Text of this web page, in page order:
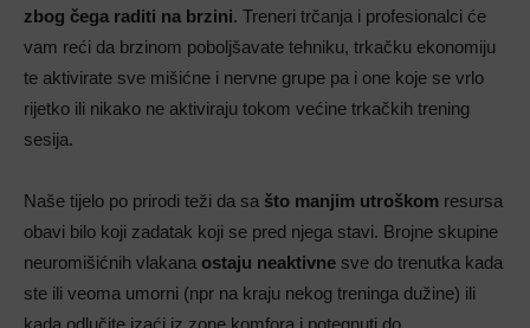
zbog čega raditi na brzini. Treneri trčanja i profesionalci će
vam reći da brzinom poboljšavate tehniku, trkačku ekonomiju
te aktivirate sve mišićne i nervne grupe pa i one koje se vrlo
rijetko ili nikako ne aktiviraju tokom većine trkačkih trening
sesija.
Naše tijelo po prirodi teži da sa što manjim utroškom resursa
obavi bilo koji zadatak koji se pred njega stavi. Brojne skupine
neuromišićnih vlakana ostaju neaktivne sve do trenutka kada
ste ili veoma umorni (npr na kraju nekog treninga dužine) ili
kada odlučite izaći iz zone komfora i potegnuti do